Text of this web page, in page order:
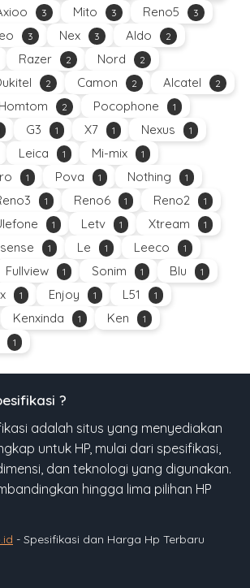
3 Mito 3 Reno5 3
3 Nex 3 Aldo 2
Razer 2 Nord 2
2 Camon 2 Alcatel 2
Homtom 2 Pocophone 1
G3 1 X7 1 Nexus 1
Leica 1 Mi-mix 1
1 Pova 1 Nothing 1
1 Reno6 1 Reno2 1
1 Letv 1 Xtream 1
1 Le 1 Leeco 1
Fullview 1 Sonim 1 Blu 1
1 Enjoy 1 L51 1
Kenxinda 1 Ken 1
1
?
adalah situs yang menyediakan
untuk HP, mulai dari spesifikasi,
dan teknologi yang digunakan.
hingga lima pilihan HP
- Spesifikasi dan Harga Hp Terbaru